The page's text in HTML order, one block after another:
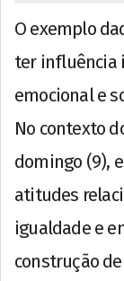
O exemplo
ter influência
emocional e
No contexto
domingo (9),
atitudes
igualdade e
construção